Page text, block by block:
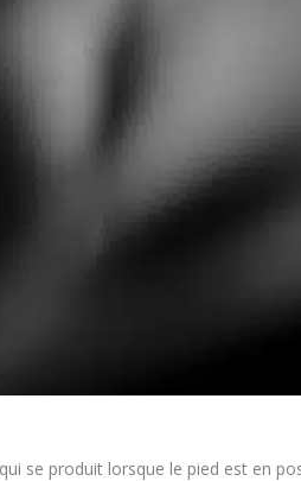
se produit lorsque le pied est en